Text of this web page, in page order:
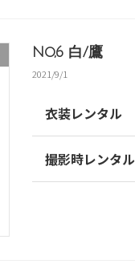
No,6 白/鷹
2021/9/1
衣装レンタル
撮影時レンタル